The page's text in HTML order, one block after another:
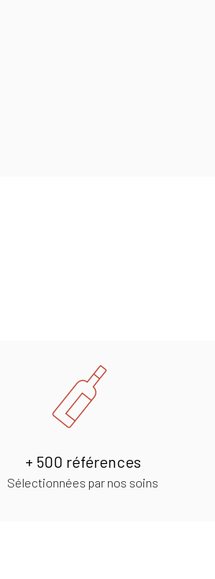
+ 500 références
Sélectionnées par nos soins